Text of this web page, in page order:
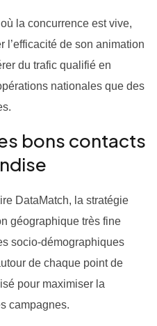
la concurrence est vive,
l’efficacité de son animation
du trafic qualifié en
nationales que des
bons contacts
DataMatch, la stratégie
géographique très fine
socio-démographiques
de chaque point de
pour maximiser la
campagnes.